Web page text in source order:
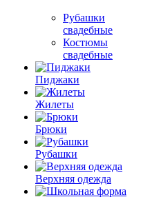
Рубашки
свадебные
Костюмы
свадебные
Пиджаки
Жилеты
Брюки
Рубашки
Верхняя одежда